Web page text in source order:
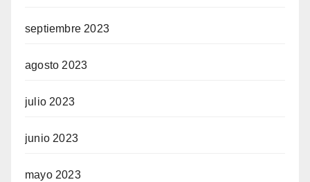
septiembre 2023
agosto 2023
julio 2023
junio 2023
mayo 2023